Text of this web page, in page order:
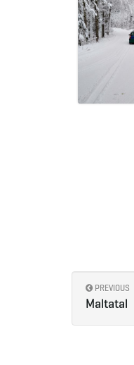
PREVIOUS
Maltatal